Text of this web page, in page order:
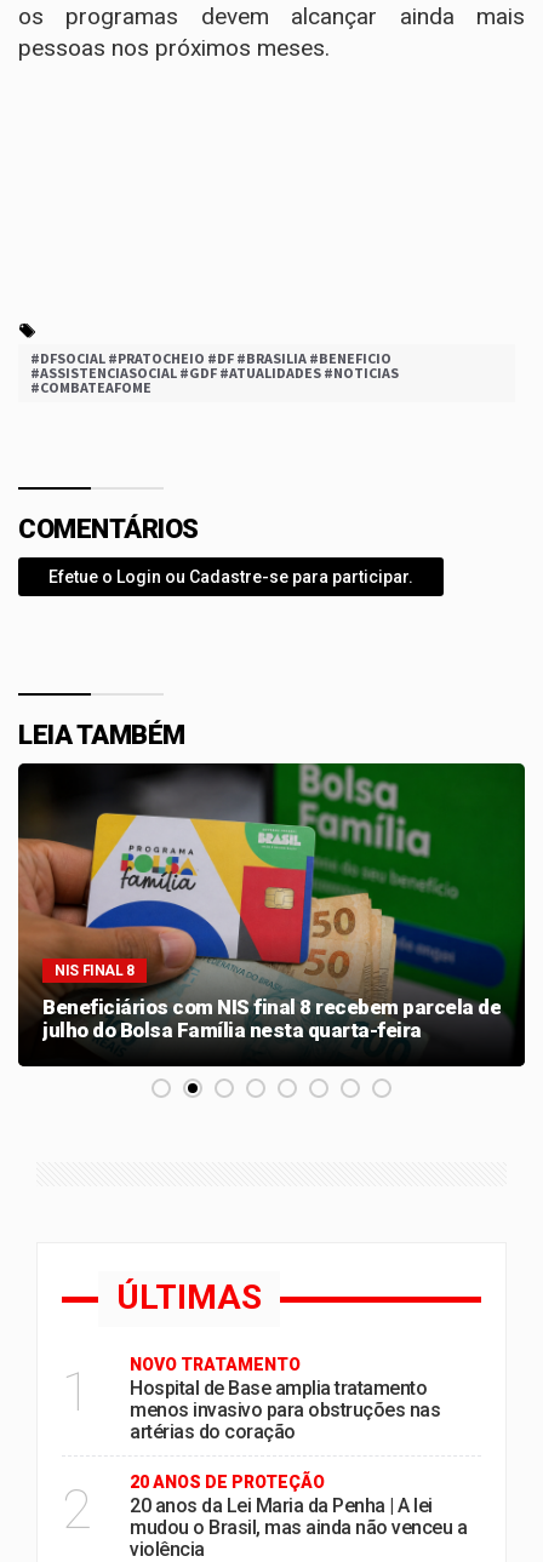
os programas devem alcançar ainda mais
pessoas nos próximos meses.
#DFSOCIAL #PRATOCHEIO #DF #BRASILIA #BENEFICIO
#ASSISTENCIASOCIAL #GDF #ATUALIDADES #NOTICIAS
#COMBATEAFOME
COMENTÁRIOS
Efetue o Login ou Cadastre-se para participar.
LEIA TAMBÉM
NIS FINAL 8
Beneficiários com NIS final 8 recebem parcela de
julho do Bolsa Família nesta quarta-feira
ÚLTIMAS
1 NOVO TRATAMENTO
Hospital de Base amplia tratamento
menos invasivo para obstruções nas
artérias do coração
2 20 ANOS DE PROTEÇÃO
20 anos da Lei Maria da Penha | A lei
mudou o Brasil, mas ainda não venceu a
violência